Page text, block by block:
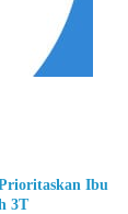
Ibu
3T